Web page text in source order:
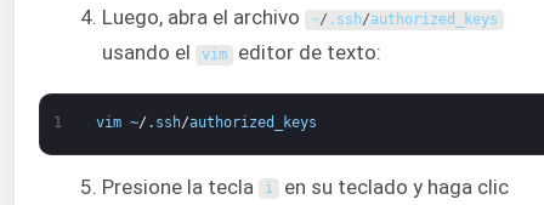
Luego, abra el archivo ~/ . ssh/authorized_keys
usando el vim editor de texto:
1 vim ~/ . ssh/authorized_keys
Presione la tecla i en su teclado y haga clic